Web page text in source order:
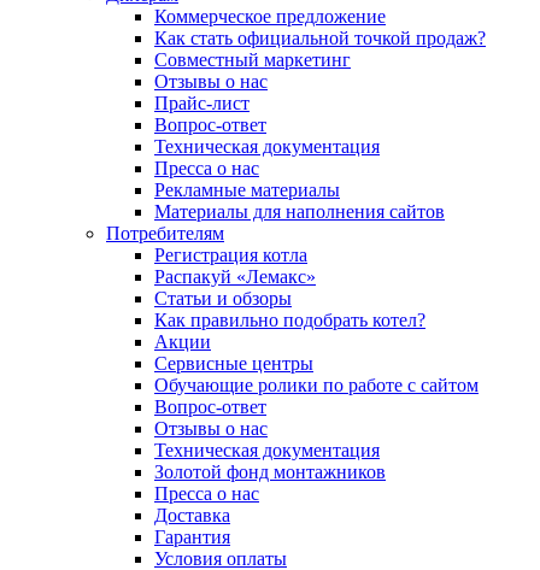
Коммерческое предложение
Как стать официальной точкой продаж?
Совместный маркетинг
Отзывы о нас
Прайс-лист
Вопрос-ответ
Техническая документация
Пресса о нас
Рекламные материалы
Материалы для наполнения сайтов
Потребителям
Регистрация котла
Распакуй «Лемакс»
Статьи и обзоры
Как правильно подобрать котел?
Акции
Сервисные центры
Обучающие ролики по работе с сайтом
Вопрос-ответ
Отзывы о нас
Техническая документация
Золотой фонд монтажников
Пресса о нас
Доставка
Гарантия
Условия оплаты